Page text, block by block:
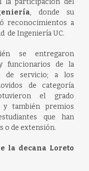
la participación del
, donde su
reconocimientos a
de Ingeniería UC.
se entregaron
funcionarios de la
de servicio; a los
de categoría
el grado
también premios
que han
o de extensión.
la decana Loreto